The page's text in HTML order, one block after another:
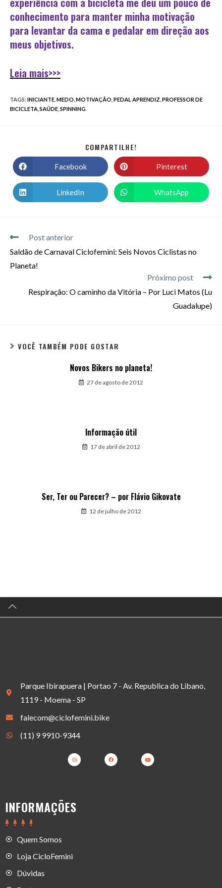
conhecimento para manter minha motivação
para levantar da cama e pedalar em direção aos
meus objetivos.
Leia mais>>>
TAGS:INICIANTE MEDO MOTIVAÇÃO PEDAL APRENDIZ PROFESSOR DE
BICICLETA SAÚDE SPINNING
COMPARTILHE!
Facebook Pinterest
LinkedIn WhatsApp
Post anterior
Saldão de Carnaval Ciclofemini: Seis Novos Ciclistas no
Planeta!
Próximo post
Respiração: O caminho da Vitória – Por Luci Matos (Lu
Guadalupe)
VOCÊ TAMBÉM PODE GOSTAR
Novos Bikers no planeta!
27 de agosto de 2012
Informação útil
17 de abril de 2012
Ser, Ter ou Parecer? – por Flávio Gikovate
12 de julho de 2012
Parque Ibirapuera | Portao 7 - Av. Republica do Libano,
1119 - Moema - SP
falecom@ciclofemini.bike
(11) 9 9910-9344
INFORMAÇÕES
Quem Somos
Loja CicloFemini
Dúvidas